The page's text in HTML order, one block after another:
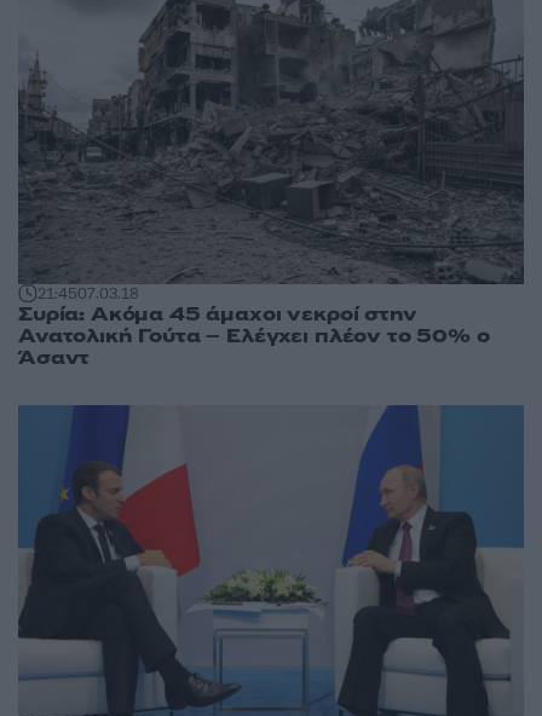
21:4507.03.18
Συρία: Ακόμα 45 άμαχοι νεκροί στην
Ανατολική Γούτα – Ελέγχει πλέον το 50% ο
Άσαντ